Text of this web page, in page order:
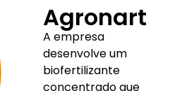
Agronart
A empresa
desenvolve um
biofertilizante
concentrado que